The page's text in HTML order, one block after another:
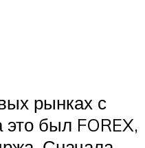
рынках с
был FOREX,